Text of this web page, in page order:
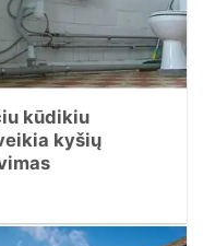
kūdikiu
kyšių